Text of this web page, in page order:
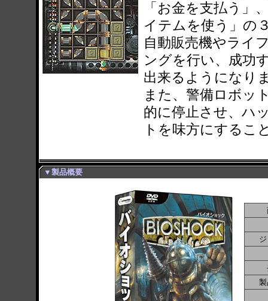
「お金を支払う」
イテムを使う」の
自動販売機やライ
ングを行い、成功
出来るようになり
また、警備ロボッ
的に停止させ、ハ
トを味方にするこ
▼製品概要